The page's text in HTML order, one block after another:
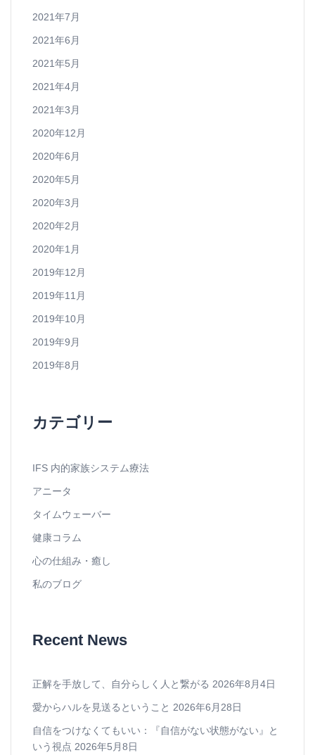
2021年7月
2021年6月
2021年5月
2021年4月
2021年3月
2020年12月
2020年6月
2020年5月
2020年3月
2020年2月
2020年1月
2019年12月
2019年11月
2019年10月
2019年9月
2019年8月
カテゴリー
IFS 内的家族システム療法
アニータ
タイムウェーバー
健康コラム
心の仕組み・癒し
私のブログ
Recent News
正解を手放して、自分らしく人と繋がる 2026年8月4日
愛からハルを見送るということ 2026年6月28日
自信をつけなくてもいい：『自信がない状態がない』と
いう視点 2026年5月8日